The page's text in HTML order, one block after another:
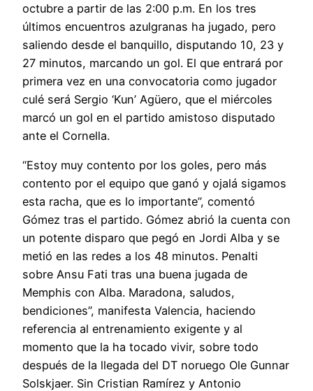
octubre a partir de las 2:00 p.m. En los tres
últimos encuentros azulgranas ha jugado, pero
saliendo desde el banquillo, disputando 10, 23 y
27 minutos, marcando un gol. El que entrará por
primera vez en una convocatoria como jugador
culé será Sergio ‘Kun’ Agüero, que el miércoles
marcó un gol en el partido amistoso disputado
ante el Cornella.
“Estoy muy contento por los goles, pero más
contento por el equipo que ganó y ojalá sigamos
esta racha, que es lo importante”, comentó
Gómez tras el partido. Gómez abrió la cuenta con
un potente disparo que pegó en Jordi Alba y se
metió en las redes a los 48 minutos. Penalti
sobre Ansu Fati tras una buena jugada de
Memphis con Alba. Maradona, saludos,
bendiciones”, manifesta Valencia, haciendo
referencia al entrenamiento exigente y al
momento que la ha tocado vivir, sobre todo
después de la llegada del DT noruego Ole Gunnar
Solskjaer. Sin Cristian Ramírez y Antonio